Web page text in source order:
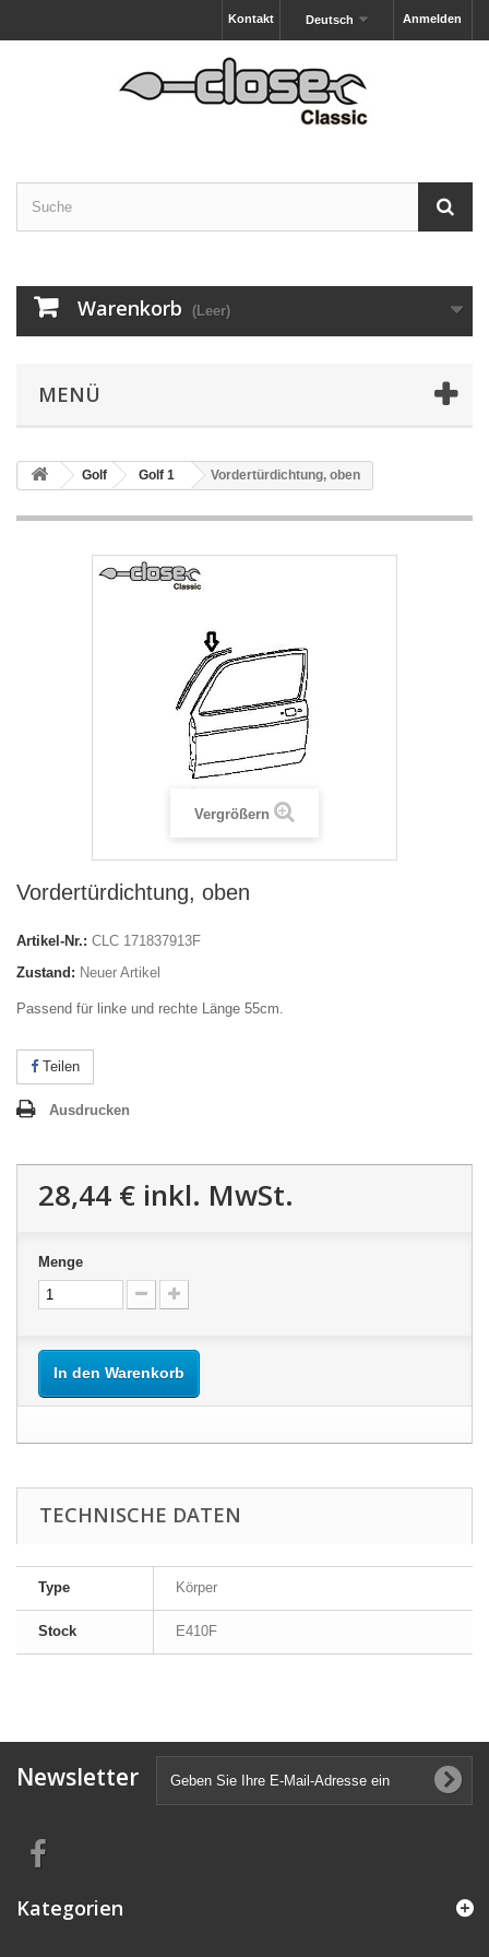
Anmelden
Deutsch
Kontakt
Warenkorb (Leer)
MENÜ
Golf Golf 1 Vordertürdichtung, oben
Vergrößern
Vordertürdichtung, oben
Artikel-Nr.: CLC 171837913F
Zustand: Neuer Artikel
Passend für linke und rechte Länge 55cm.
Teilen
Ausdrucken
28,44 € inkl. MwSt.
Menge
In den Warenkorb
TECHNISCHE DATEN
Type Körper
Stock E410F
Newsletter
Kategorien